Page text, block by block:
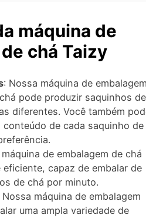
máquina de
chá Taizy
: Nossa máquina de
pode produzir saquinhos de
diferentes. Você também
de cada saquinho de
máquina de embalagem de chá
eficiente, capaz de embalar de
de chá por minuto.
Nossa máquina de embalagem
uma ampla variedade de